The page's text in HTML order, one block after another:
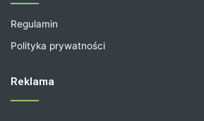
Regulamin
Polityka prywatności
Reklama